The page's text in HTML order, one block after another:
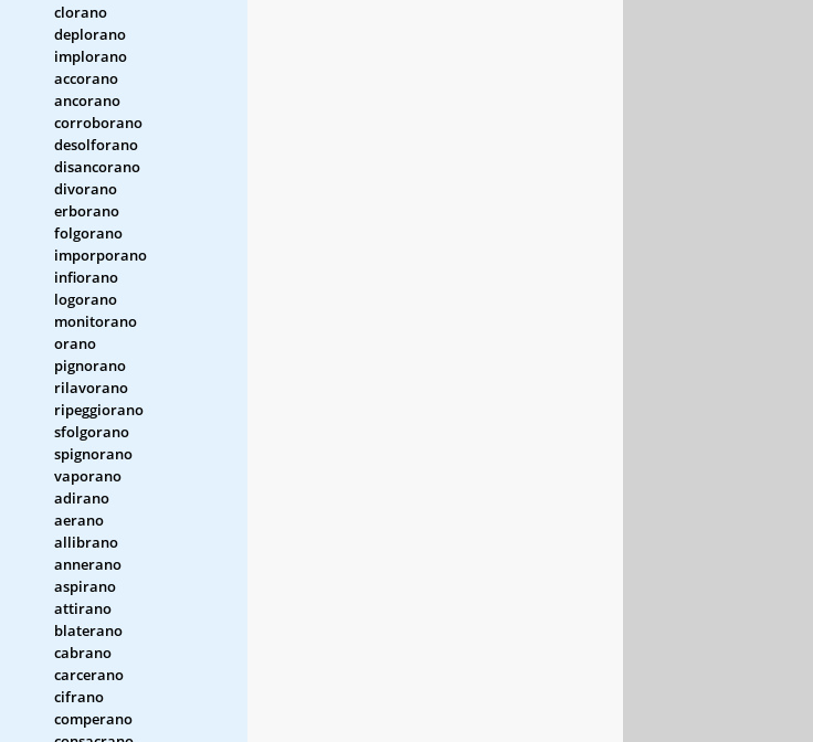
clorano
deplorano
implorano
accorano
ancorano
corroborano
desolforano
disancorano
divorano
erborano
folgorano
imporporano
infiorano
logorano
monitorano
orano
pignorano
rilavorano
ripeggiorano
sfolgorano
spignorano
vaporano
adirano
aerano
allibrano
annerano
aspirano
attirano
blaterano
cabrano
carcerano
cifrano
comperano